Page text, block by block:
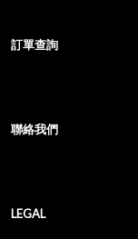
訂單查詢
聯絡我們
LEGAL